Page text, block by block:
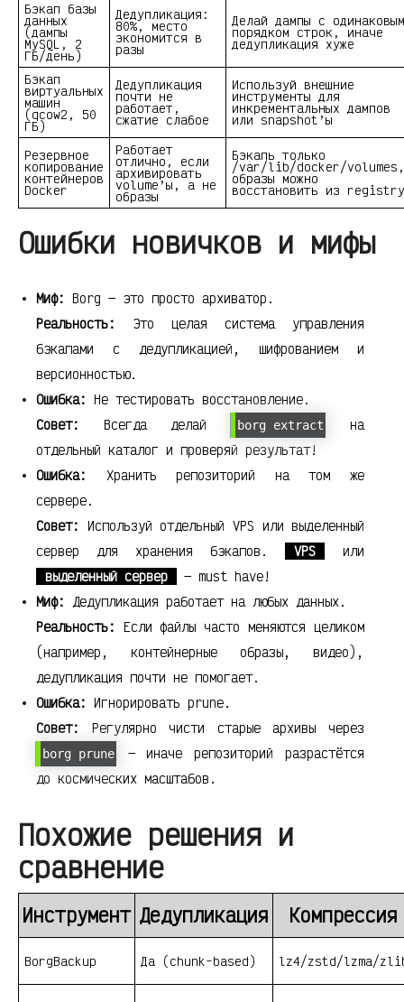
Бэкап базы
данных
(дампы
MySQL, 2
ГБ/день)
Дедупликация:
80%, место
экономится в
разы
Делай дампы с одинаковым
порядком строк, иначе
дедупликация хуже
Бэкап
виртуальных
машин
(qcow2, 50
ГБ)
Дедупликация
почти не
работает,
сжатие слабое
Используй внешние
инструменты для
инкрементальных дампов
или snapshot’ы
Резервное
копирование
контейнеров
Docker
Работает
отлично, если
архивировать
volume’ы, а не
образы
Бэкапь только
/var/lib/docker/volumes,
образы можно
восстановить из registry
Ошибки новичков и мифы
Миф: Borg — это просто архиватор.
Реальность:
Это целая система управления
бэкапами с дедупликацией, шифрованием и
версионностью.
Ошибка: Не тестировать восстановление.
Совет:
Всегда делай borg extract
на
отдельный каталог и проверяй результат!
Ошибка:
Хранить репозиторий на том же
сервере.
Совет: Используй отдельный VPS или выделенный
сервер для хранения бэкапов.
VPS
или
выделенный сервер
— must have!
Миф: Дедупликация работает на любых данных.
Реальность: Если файлы часто меняются целиком
(например, контейнерные образы, видео),
дедупликация почти не помогает.
Ошибка: Игнорировать prune.
Совет:
Регулярно чисти старые архивы через
borg prune
— иначе репозиторий разрастётся
до космических масштабов.
Похожие решения и
сравнение
Инструмент Дедупликация Компрессия
BorgBackup Да (chunk-based) lz4/zstd/lzma/